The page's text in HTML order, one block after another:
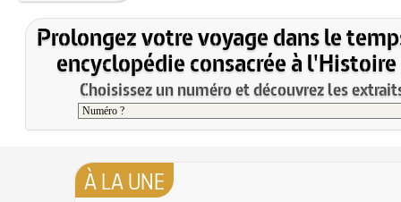
Prolongez votre voyage dans le
encyclopédie consacrée à l'Histoire
Choisissez un numéro et découvrez les
À LA UNE